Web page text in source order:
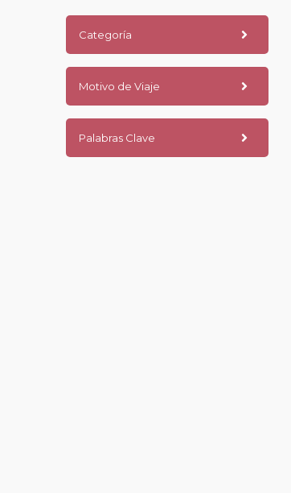
Categoría
Motivo de Viaje
Palabras Clave